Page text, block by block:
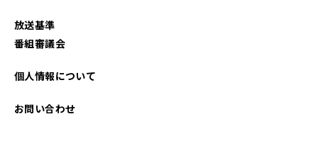
放送基準
番組審議会
個人情報について
お問い合わせ